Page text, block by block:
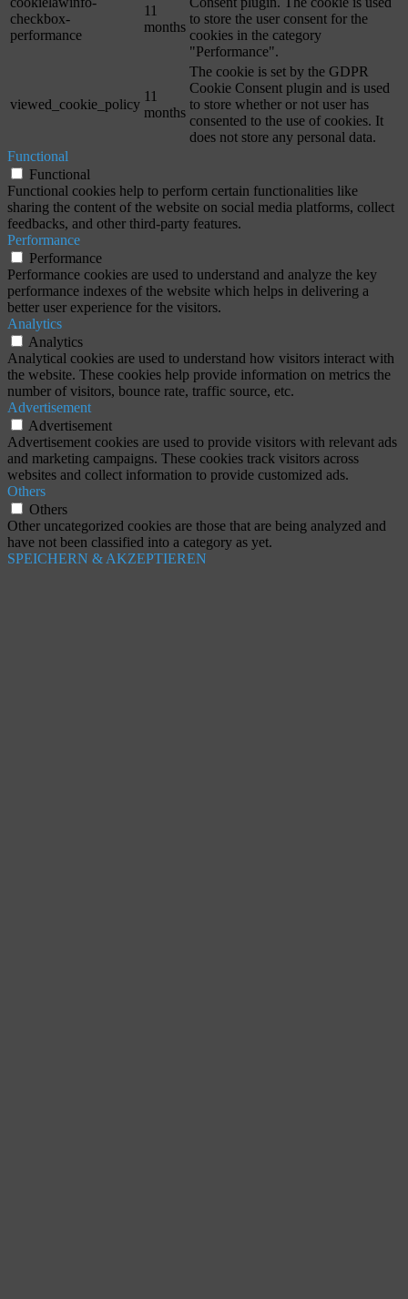
checkbox-
performance
11
months
to store the user consent for the
cookies in the category
"Performance".
viewed_cookie_policy
11
months
The cookie is set by the GDPR
Cookie Consent plugin and is used
to store whether or not user has
consented to the use of cookies. It
does not store any personal data.
Functional
Functional
Functional cookies help to perform certain functionalities like
sharing the content of the website on social media platforms, collect
feedbacks, and other third-party features.
Performance
Performance
Performance cookies are used to understand and analyze the key
performance indexes of the website which helps in delivering a
better user experience for the visitors.
Analytics
Analytics
Analytical cookies are used to understand how visitors interact with
the website. These cookies help provide information on metrics the
number of visitors, bounce rate, traffic source, etc.
Advertisement
Advertisement
Advertisement cookies are used to provide visitors with relevant ads
and marketing campaigns. These cookies track visitors across
websites and collect information to provide customized ads.
Others
Others
Other uncategorized cookies are those that are being analyzed and
have not been classified into a category as yet.
SPEICHERN & AKZEPTIEREN